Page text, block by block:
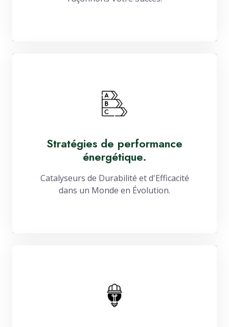
Stratégies de performance
énergétique.
Catalyseurs de Durabilité et d'Efficacité
dans un Monde en Évolution.